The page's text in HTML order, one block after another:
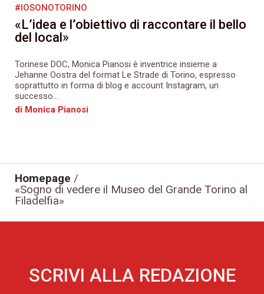
#IOSONOTORINO
«L’idea e l’obiettivo di raccontare il bello
del local»
Torinese DOC, Monica Pianosi è inventrice insieme a
Jehanne Oostra del format Le Strade di Torino, espresso
soprattutto in forma di blog e account Instagram, un
successo...
di Monica Pianosi
Homepage /
«Sogno di vedere il Museo del Grande Torino al
Filadelfia»
SCRIVI ALLA REDAZIONE